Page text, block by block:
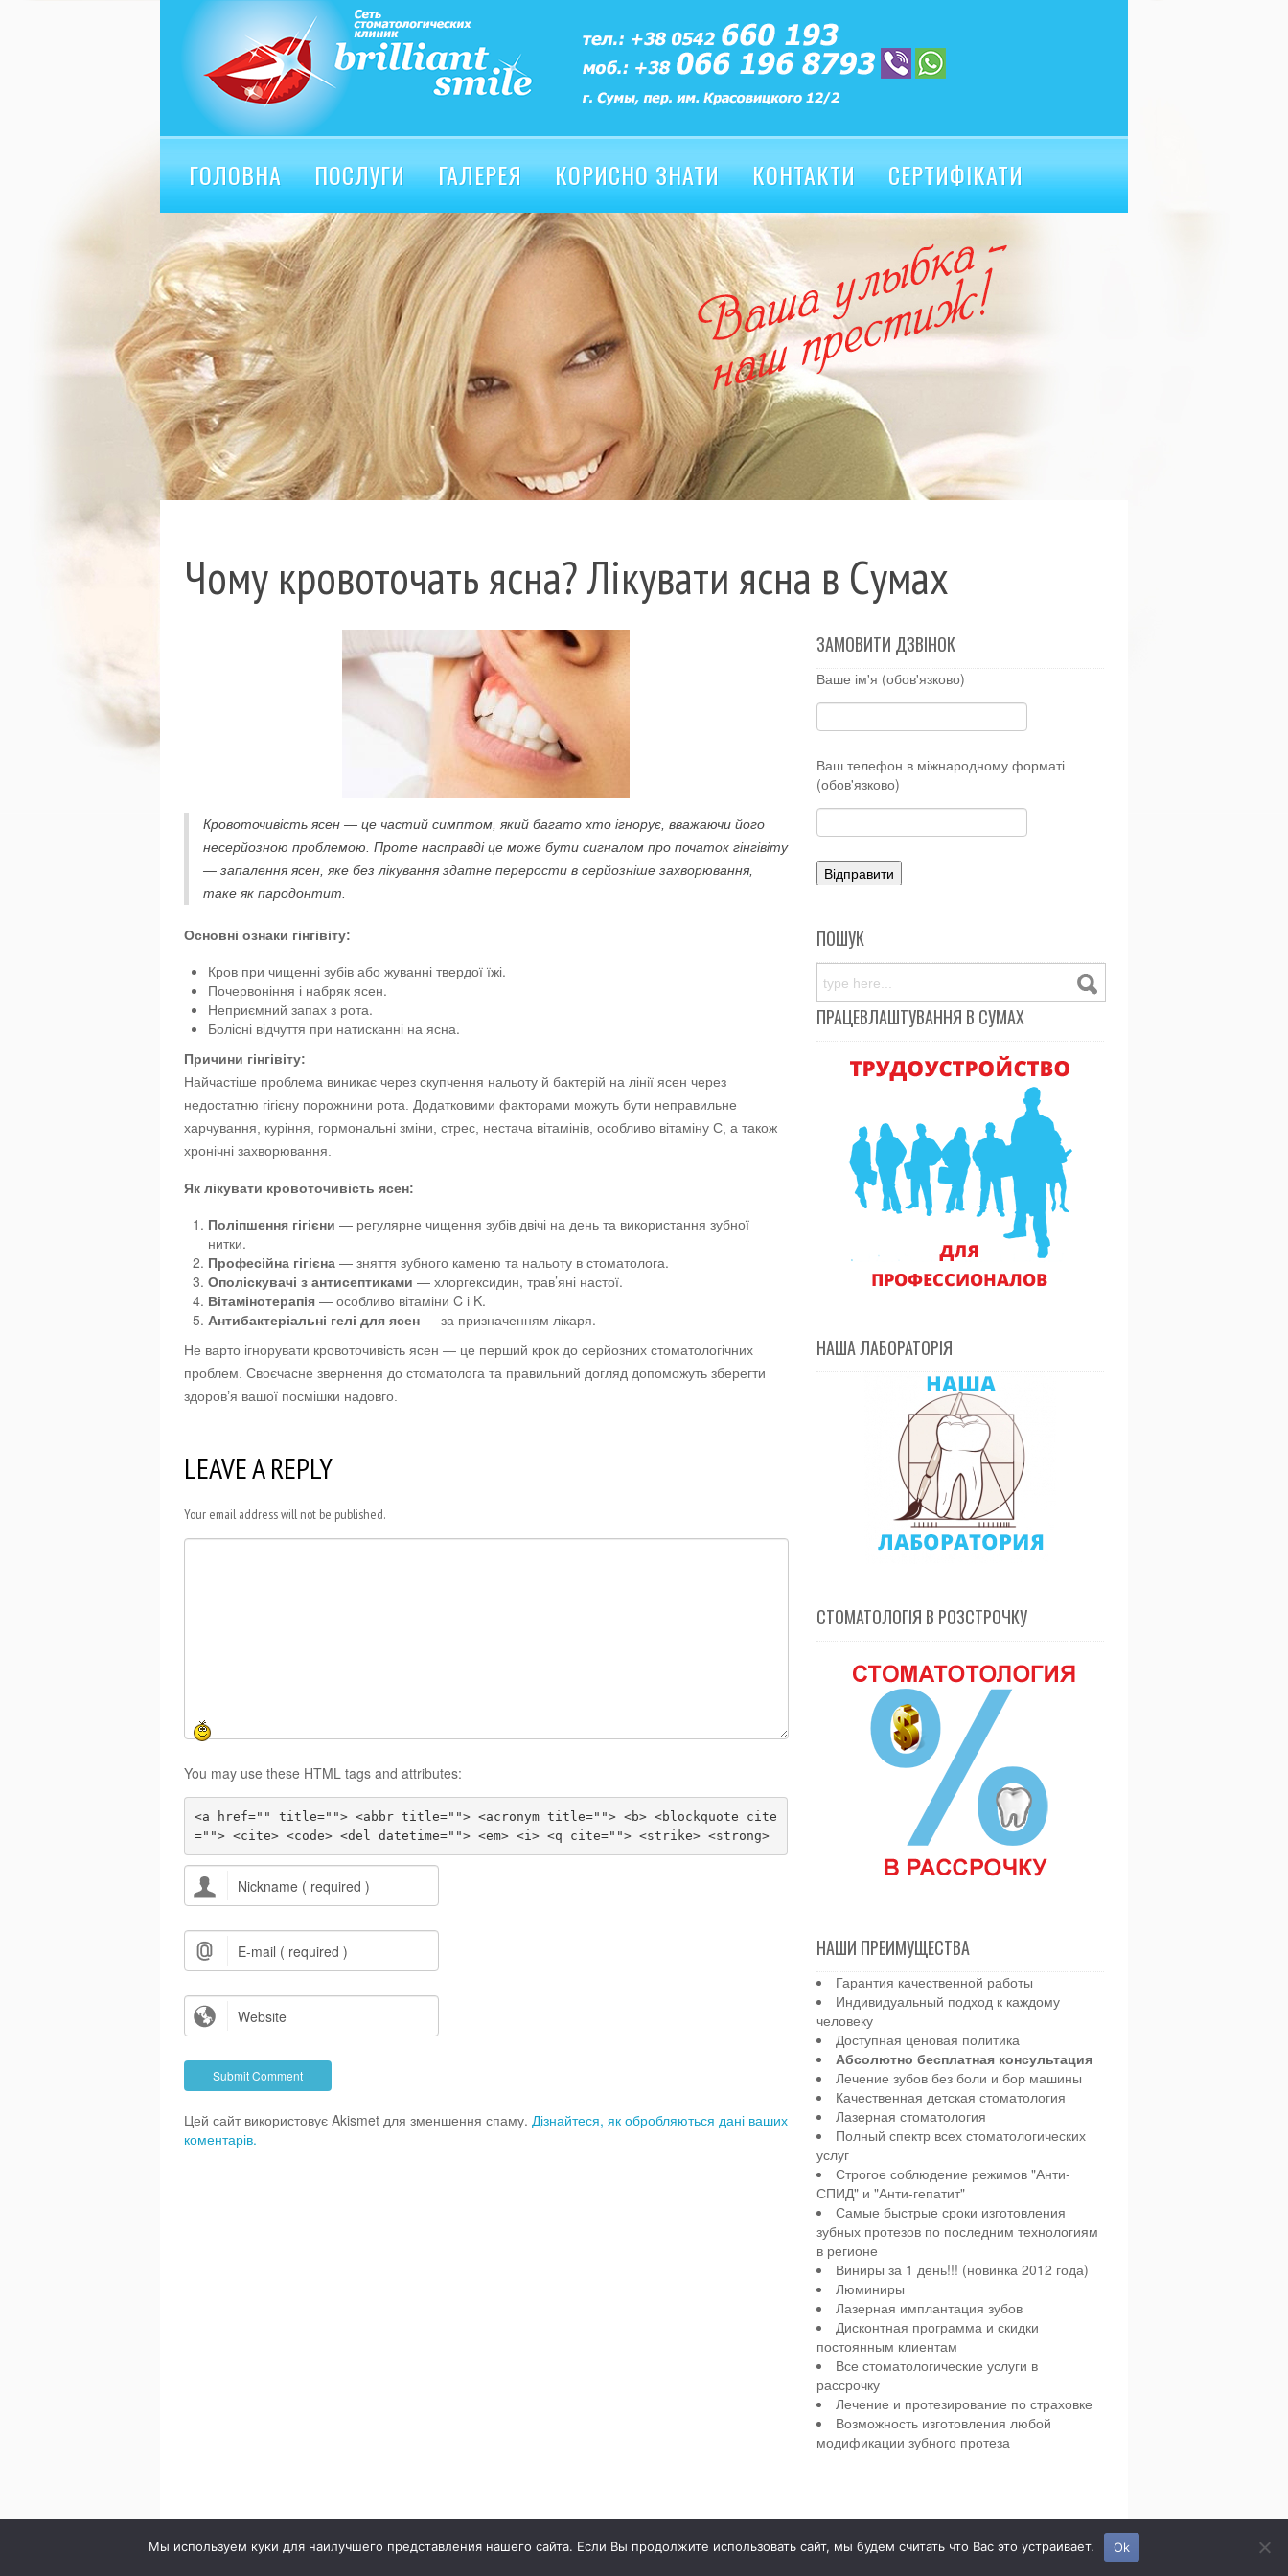
ГОЛОВНА ПОСЛУГИ ГАЛЕРЕЯ КОРИСНО ЗНАТИ КОНТАКТИ
СЕРТИФІКАТИ
ВІДГУКИ
Чому кровоточать ясна? Лікувати ясна в Сумах
Кровоточивість ясен — це частий симптом, який багато хто ігнорує, вважаючи його
несерйозною проблемою. Проте насправді це може бути сигналом про початок гінгівіту
— запалення ясен, яке без лікування здатне перерости в серйозніше захворювання,
таке як пародонтит.
Основні ознаки гінгівіту:
Кров при чищенні зубів або жуванні твердої їжі.
Почервоніння і набряк ясен.
Неприємний запах з рота.
Болісні відчуття при натисканні на ясна.
Причини гінгівіту:
Найчастіше проблема виникає через скупчення нальоту й бактерій на лінії ясен через
недостатню гігієну порожнини рота. Додатковими факторами можуть бути неправильне
харчування, куріння, гормональні зміни, стрес, нестача вітамінів, особливо вітаміну C, а також
хронічні захворювання.
Як лікувати кровоточивість ясен:
Поліпшення гігієни — регулярне чищення зубів двічі на день та використання зубної
нитки.
Професійна гігієна — зняття зубного каменю та нальоту в стоматолога.
Ополіскувачі з антисептиками — хлоргексидин, трав’яні настої.
Вітамінотерапія — особливо вітаміни C і K.
Антибактеріальні гелі для ясен — за призначенням лікаря.
Не варто ігнорувати кровоточивість ясен — це перший крок до серйозних стоматологічних
проблем. Своєчасне звернення до стоматолога та правильний догляд допоможуть зберегти
здоров’я вашої посмішки надовго.
LEAVE A REPLY
Your email address will not be published.
You may use these HTML tags and attributes:
<a href="" title=""> <abbr title=""> <acronym title=""> <b> <blockquote cite
=""> <cite> <code> <del datetime=""> <em> <i> <q cite=""> <strike> <strong>
Цей сайт використовує Akismet для зменшення спаму. Дізнайтеся, як обробляються дані ваших
коментарів.
ЗАМОВИТИ ДЗВІНОК
Ваше ім'я (обов'язково)
Ваш телефон в міжнародному форматі
(обов'язково)
ПОШУК
ПРАЦЕВЛАШТУВАННЯ В СУМАХ
НАША ЛАБОРАТОРІЯ
СТОМАТОЛОГІЯ В РОЗСТРОЧКУ
НАШИ ПРЕИМУЩЕСТВА
Гарантия качественной работы
Индивидуальный подход к каждому
человеку
Доступная ценовая политика
Абсолютно бесплатная консультация
Лечение зубов без боли и бор машины
Качественная детская стоматология
Лазерная стоматология
Полный спектр всех стоматологических
услуг
Строгое соблюдение режимов "Анти-
СПИД" и "Анти-гепатит"
Самые быстрые сроки изготовления
зубных протезов по последним технологиям
в регионе
Виниры за 1 день!!! (новинка 2012 года)
Люминиры
Лазерная имплантация зубов
Дисконтная программа и скидки
постоянным клиентам
Все стоматологические услуги в
рассрочку
Лечение и протезирование по страховке
Возможность изготовления любой
модификации зубного протеза
Детская и взрослая стоматология в городе Сумы.
Мы используем куки для наилучшего представления нашего сайта. Если Вы продолжите использовать сайт, мы будем считать что Вас это устраивает. Ok